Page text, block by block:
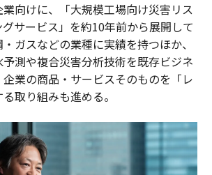
向けに、「大規模工場向け災害リス
サービス」を約10年前から展開して
ガスなどの業種に実績を持つほか、
測や複合災害分析技術を既存ビジネ
業の商品・サービスそのものを「レ
取り組みも進める。